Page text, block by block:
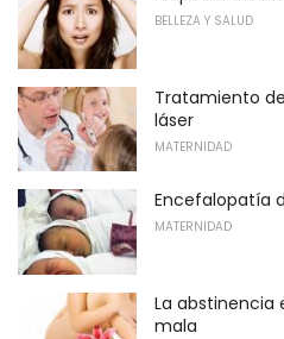
BELLEZA Y SALUD
Tratamiento
láser
MATERNIDAD
Encefalopatía
MATERNIDAD
La abstinencia
mala